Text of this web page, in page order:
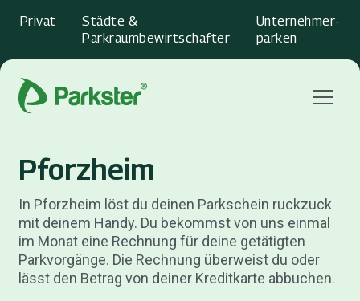
Privat
Städte &
Parkraumbewirtschafter
Unternehmer­
parken
Menu
Pforzheim
In Pforzheim löst du deinen Parkschein ruckzuck
mit deinem Handy. Du bekommst von uns einmal
im Monat eine Rechnung für deine getätigten
Parkvorgänge. Die Rechnung überweist du oder
lässt den Betrag von deiner Kreditkarte abbuchen.